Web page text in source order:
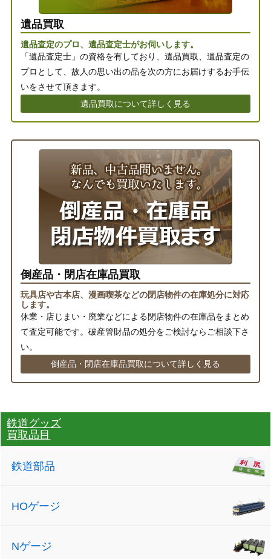
遺品買取
遺品査定のプロ、遺品査定士がお伺いします。
「遺品査定士」の資格を有しており、遺品買取、遺品査定の
プロとして、故人の思い出の品を次の方にお届けするお手伝
いをさせて頂きます。
遺品買取について詳しく見る
倒産品・閉店在庫品買取
玩具店や古本店、漫画喫茶などの閉店物件の在庫処分に対応
します。
休業・店じまい・廃業などによる閉店物件の在庫品をまとめ
て査定可能です。破産管財品の処分をご検討ならご相談下さ
い。
倒産品・閉店在庫品買取について詳しく見る
鉄道グッズ
買取品目
鉄道部品
HOゲージ
Nゲージ